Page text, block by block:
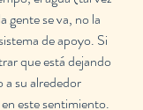
gente se va, no la
de apoyo. Si
que está dejando
a su alrededor
este sentimiento.